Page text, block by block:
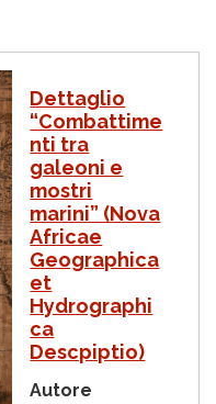
Dettaglio
“Combattime
nti tra
galeoni e
mostri
marini” (Nova
Africae
Geographica
et
Hydrographi
ca
Descpiptio)
Autore